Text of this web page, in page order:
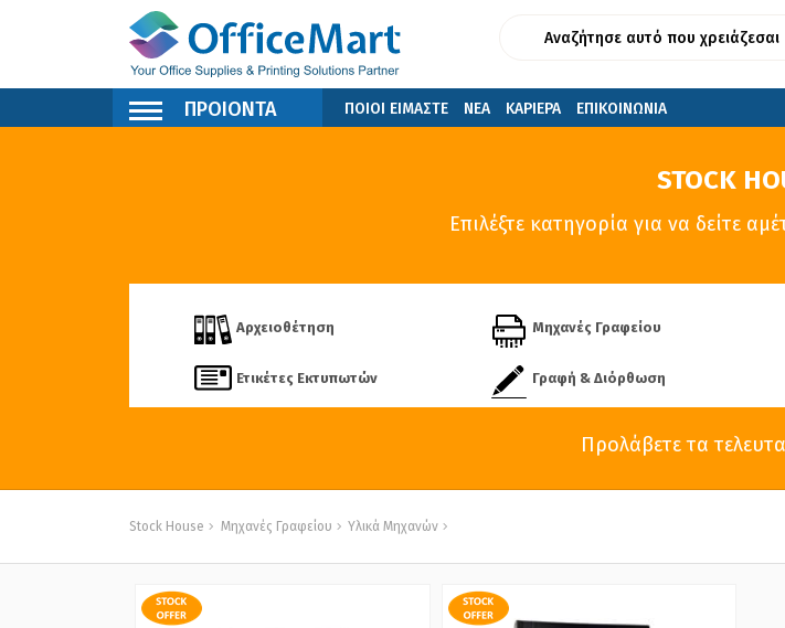
ΠΡΟΙΟΝΤΑ ΠΟΙΟΙ ΕΙΜΑΣΤΕ ΝΕΑ ΚΑΡΙΕΡΑ ΕΠΙΚΟΙΝΩΝΙΑ
STOCK
Επιλέξτε κατηγορία για να δείτε
Αρχειοθέτηση Μηχανές Γραφείου
Ετικέτες Εκτυπωτών Γραφή & Διόρθωση
Προλάβετε τα
Stock House Μηχανές Γραφείου Υλικά Μηχανών